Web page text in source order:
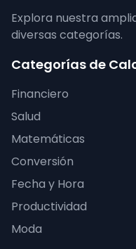
Explora nuestra
diversas categorías.
Categorías de
Financiero
Salud
Matemáticas
Conversión
Fecha y Hora
Productividad
Moda